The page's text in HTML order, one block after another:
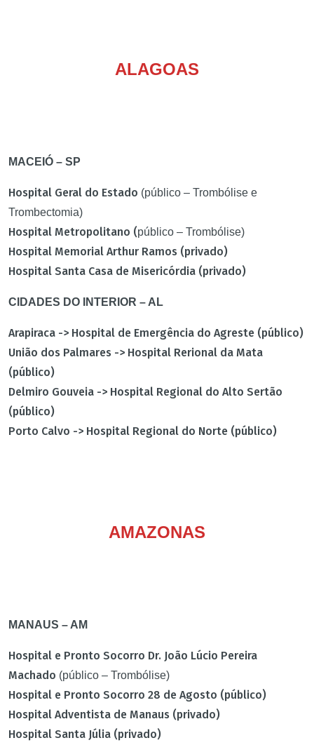
ALAGOAS
MACEIÓ – SP
Hospital Geral do Estado (público – Trombólise e
Trombectomia)
Hospital Metropolitano (público – Trombólise)
Hospital Memorial Arthur Ramos (privado)
Hospital Santa Casa de Misericórdia (privado)
CIDADES DO INTERIOR – AL
Arapiraca -> Hospital de Emergência do Agreste (público)
União dos Palmares -> Hospital Rerional da Mata
(público)
Delmiro Gouveia -> Hospital Regional do Alto Sertão
(público)
Porto Calvo -> Hospital Regional do Norte (público)
AMAZONAS
MANAUS – AM
Hospital e Pronto Socorro Dr. João Lúcio Pereira
Machado (público – Trombólise)
Hospital e Pronto Socorro 28 de Agosto (público)
Hospital Adventista de Manaus (privado)
Hospital Santa Júlia (privado)